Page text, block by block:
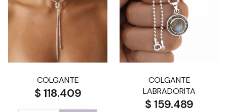
COLGANTE
$ 118.409
COLGANTE
LABRADORITA
$ 159.489